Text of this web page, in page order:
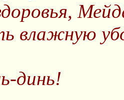
влажную
динь!